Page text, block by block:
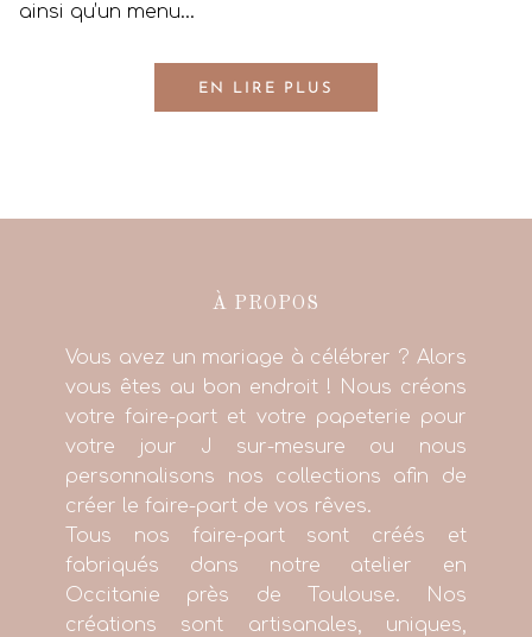
ainsi qu’un menu…
EN LIRE PLUS
À PROPOS
Vous avez un mariage à célébrer ? Alors
vous êtes au bon endroit ! Nous créons
votre faire-part et votre papeterie pour
votre jour J sur-mesure ou nous
personnalisons nos collections afin de
créer le faire-part de vos rêves.
Tous nos faire-part sont créés et
fabriqués dans notre atelier en
Occitanie près de Toulouse. Nos
créations sont artisanales, uniques,